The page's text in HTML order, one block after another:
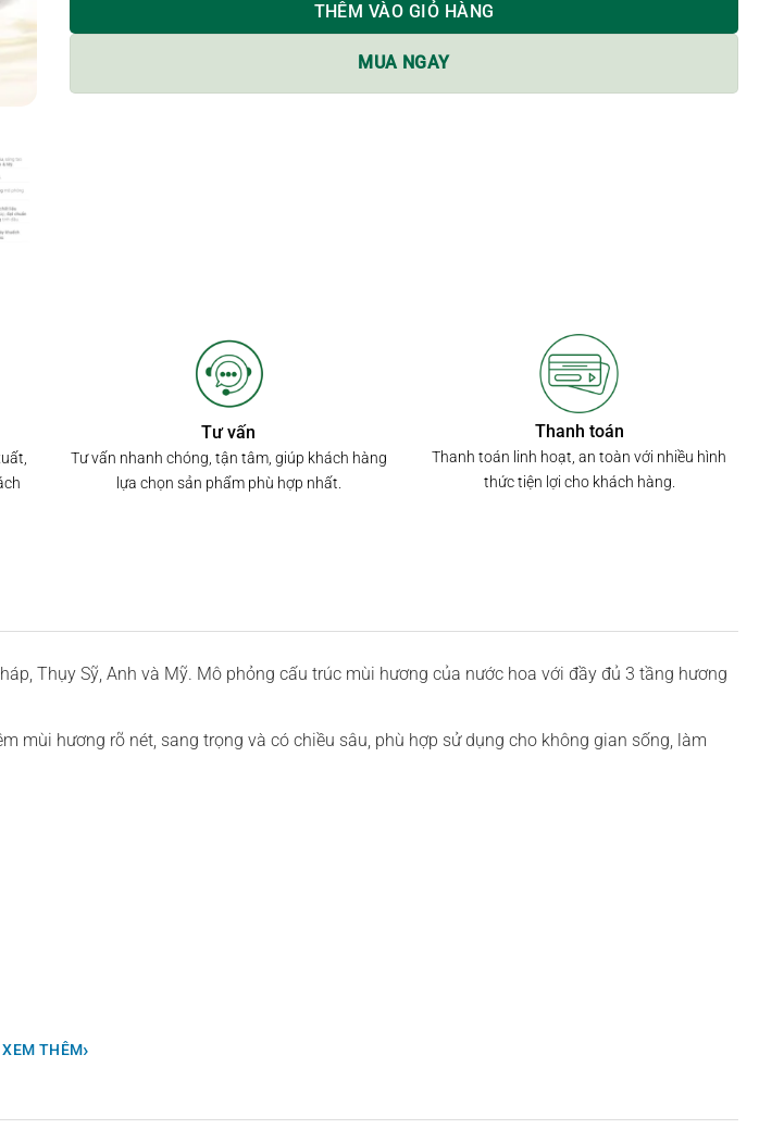
THÊM VÀO GIỎ HÀNG
MUA NGAY
Tư vấn
Tư vấn nhanh chóng, tận tâm, giúp khách hàng
lựa chọn sản phẩm phù hợp nhất.
Thanh toán
Thanh toán linh hoạt, an toàn với nhiều hình
thức tiện lợi cho khách hàng.
Thụy Sỹ, Anh và Mỹ. Mô phỏng cấu trúc mùi hương của nước hoa với đầy đủ 3 tầng hương
mùi hương rõ nét, sang trọng và có chiều sâu, phù hợp sử dụng cho không gian sống, làm
hương đầu tiên của Bergamot tươi mới và Mandarin ngọt ngào, hòa quyện cùng Cypress
XEM THÊM›